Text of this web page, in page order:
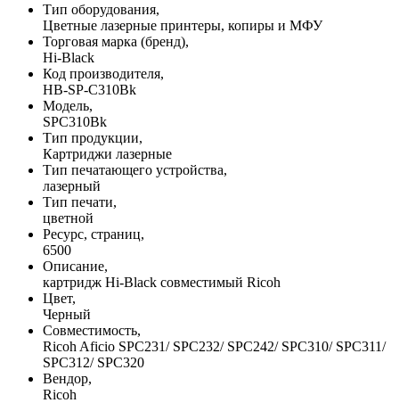
Тип оборудования,
Цветные лазерные принтеры, копиры и МФУ
Торговая марка (бренд),
Hi-Black
Код производителя,
HB-SP-C310Bk
Модель,
SPC310Bk
Тип продукции,
Картриджи лазерные
Тип печатающего устройства,
лазерный
Тип печати,
цветной
Ресурс, страниц,
6500
Описание,
картридж Hi-Black совместимый Ricoh
Цвет,
Черный
Совместимость,
Ricoh Aficio SPC231/ SPC232/ SPC242/ SPC310/ SPC311/
SPC312/ SPC320
Вендор,
Ricoh